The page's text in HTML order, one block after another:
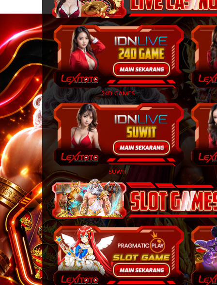
28
30
31
32
33
34
35
37
24D GAMES
SUWIT